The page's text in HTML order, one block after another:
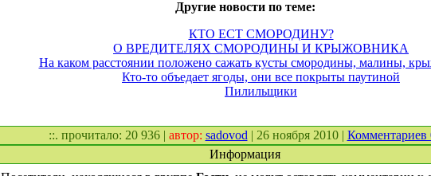
Другие новости по теме:
КТО ЕСТ СМОРОДИНУ?
О ВРЕДИТЕЛЯХ СМОРОДИНЫ И КРЫЖОВНИКА
На каком расстоянии положено сажать кусты смородины, малины,
Кто-то объедает ягоды, они все покрыты паутиной
Пилильщики
::. прочитало: 20 936 | автор: sadovod | 26 ноября 2010 | Комментариев
Информация